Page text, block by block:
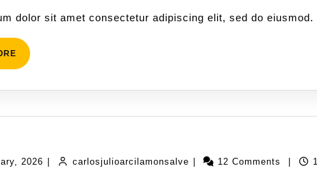
dolor sit amet consectetur adipiscing elit, sed do eiusmod.
2026 | carlosjulioarcilamonsalve | 12 Comments |